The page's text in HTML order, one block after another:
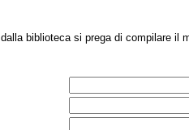
dalla biblioteca si prega di compilare il